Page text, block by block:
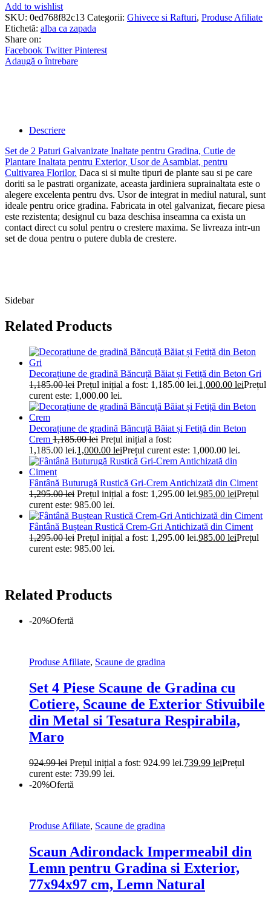
Add to wishlist
SKU: 0ed768f82c13 Categorii: Ghivece si Rafturi, Produse Afiliate
Etichetă: alba ca zapada
Share on:
Facebook Twitter Pinterest
Adaugă o întrebare
Descriere
Set de 2 Paturi Galvanizate Inaltate pentru Gradina, Cutie de
Plantare Inaltata pentru Exterior, Usor de Asamblat, pentru
Cultivarea Florilor. Daca si si multe tipuri de plante sau si pe care
doriti sa le pastrati organizate, aceasta jardiniera suprainaltata este o
alegere excelenta pentru dvs. Usor de integrat in mediul natural, sunt
ideale pentru orice gradina. Fabricata in otel galvanizat, fiecare piesa
este rezistenta; designul cu baza deschisa inseamna ca exista un
contact direct cu solul pentru o crestere maxima. Se livreaza intr-un
set de doua pentru o putere dubla de crestere.
Sidebar
Related Products
Decorațiune de gradină Băncuță Băiat și Fetiță din Beton Gri
1,185.00lei Prețul inițial a fost: 1,185.00 lei.1,000.00 leiPrețul
curent este: 1,000.00 lei.
Decorațiune de gradină Băncuță Băiat și Fetiță din Beton
Crem 1,185.00lei Prețul inițial a fost:
1,185.00 lei.1,000.00 leiPrețul curent este: 1,000.00 lei.
Fântână Buturugă Rustică Gri-Crem Antichizată din Ciment
1,295.00lei Prețul inițial a fost: 1,295.00 lei.985.00 leiPrețul
curent este: 985.00 lei.
Fântână Buștean Rustică Crem-Gri Antichizată din Ciment
1,295.00lei Prețul inițial a fost: 1,295.00 lei.985.00 leiPrețul
curent este: 985.00 lei.
Related Products
-20%Ofertă
Produse Afiliate, Scaune de gradina
Set 4 Piese Scaune de Gradina cu
Cotiere, Scaune de Exterior Stivuibile
din Metal si Tesatura Respirabila,
Maro
924.99lei Prețul inițial a fost: 924.99 lei.739.99 leiPrețul
curent este: 739.99 lei.
-20%Ofertă
Produse Afiliate, Scaune de gradina
Scaun Adirondack Impermeabil din
Lemn pentru Gradina si Exterior,
77x94x97 cm, Lemn Natural